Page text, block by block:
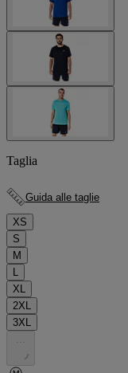
Taglia
Guida alle taglie
XS
S
M
L
XL
2XL
3XL
. . .